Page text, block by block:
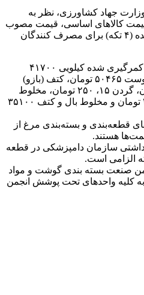
جهاد کشاورزی، نظر به
کالا‌های اساسی، قیمت مصوب
مرغ قطعه بندی و بسته‌بندی شده (۴ تکه) برای مصرف کنندگان
بر این اساس، ران بدون پوست کمرگیری شده کیلویی ۴۱۷۰۰
تومان، سینه با استخوان بدون پوست ۵۰۴۶۵ تومان، کتف (بازو)
۳۱۸۰۰ تومان، بال ۴۰۲۵۰ تومان، گردن ۱۵، ۲۵۰ تومان، مخلوط
ران و سینه بدون پوست ۴۷۳۰۰ تومان و مخلوط بال و کتف ۳۵۱۰۰
قطعه‌بندی و بسته‌بندی مرغ از
هستند.
سازمان دامپزشکی در قطعه
الزامی است.
صنعت بسته بندی گوشت و مواد
به کلیه واحد‌های تحت پوشش انجمن